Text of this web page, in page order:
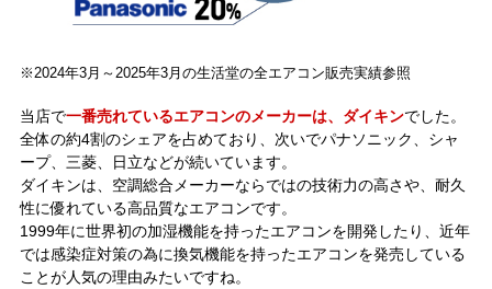
※2024年3月～2025年3月の生活堂の全エアコン販売実績参照
当店で一番売れているエアコンのメーカーは、ダイキンでした。
全体の約4割のシェアを占めており、次いでパナソニック、シャ
ープ、三菱、日立などが続いています。
ダイキンは、空調総合メーカーならではの技術力の高さや、耐久
性に優れている高品質なエアコンです。
1999年に世界初の加湿機能を持ったエアコンを開発したり、近年
では感染症対策の為に換気機能を持ったエアコンを発売している
ことが人気の理由みたいですね。